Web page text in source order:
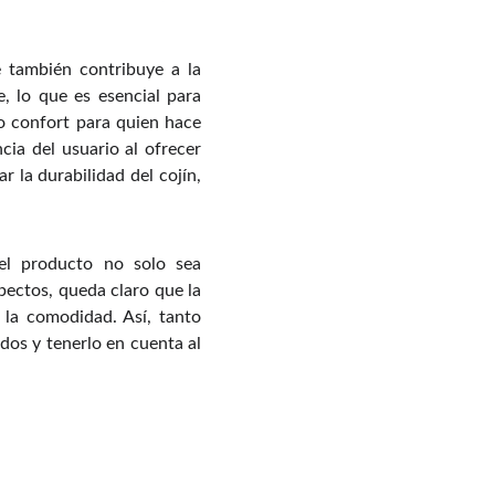
también contribuye a la
lo que es esencial para
confort para quien hace
del usuario al ofrecer
la durabilidad del cojín,
producto no solo sea
queda claro que la
comodidad. Así, tanto
y tenerlo en cuenta al